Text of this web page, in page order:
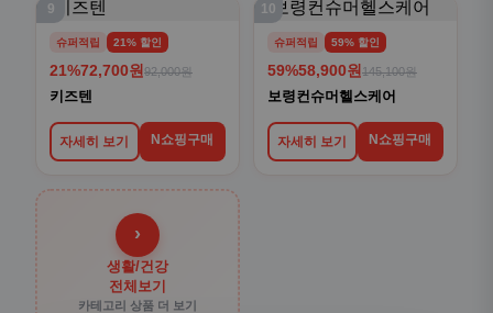
9
슈퍼적립 21% 할인
21%72,700원 92,000원
키즈텐
자세히 보기 N쇼핑구매
10
슈퍼적립 59% 할인
59%58,900원 145,100원
보령컨슈머헬스케어
자세히 보기 N쇼핑구매
›
생활/건강
전체보기
카테고리 상품 더 보기